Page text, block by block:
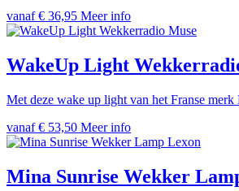
vanaf € 36,95 Meer info
Muse
WakeUp Light
Met deze wake up light van het Franse
vanaf € 53,50 Meer info
Lexon
Mina Sunrise Wekker